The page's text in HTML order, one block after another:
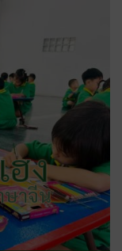
ฮง
ษาจีน